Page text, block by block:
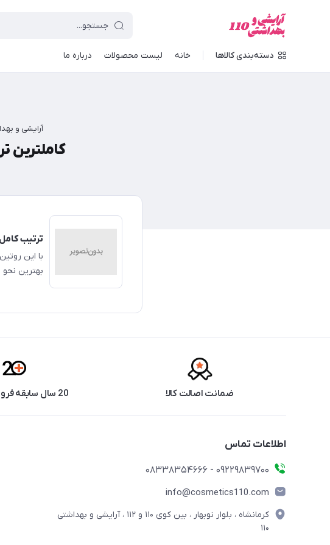
دسته‌بندی کالاها خانه لیست محصولات درباره ما
آرایشی و
ترتیب
با این
بهترین
ضمانت اصالت کالا 20 سال سابقه فروش حضوری
اطلاعات تماس
09229839700 - 08338354666
info@cosmetics110.com
کرمانشاه ، بلوار نوبهار ، بین کوی ۱۱۰ و ۱۱۲ ، آرایشی و بهداشتی
۱۱۰